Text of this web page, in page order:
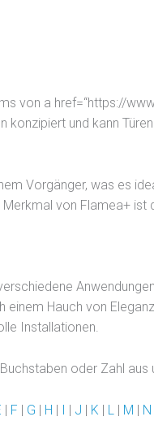
e
n
h
o
u
n
n
e
von a href=“https://
und kann
Vorgänger, was es
von Flamea+
Hauch von
Installationen.
oder Zahl
| F | G | H | I | J | K | L | M | N